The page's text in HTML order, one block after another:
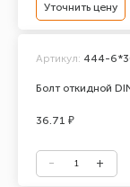
Уточнить цену
Болт откидной
Артикул: 444-
36.71 ₽